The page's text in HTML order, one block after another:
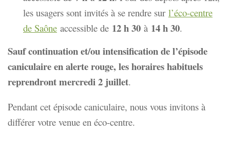
les usagers sont invités à se rendre sur l’éco-centre
de Saône accessible de 12 h 30 à 14 h 30.
Sauf continuation et/ou intensification de l’épisode
caniculaire en alerte rouge, les horaires habituels
reprendront mercredi 2 juillet.
Pendant cet épisode caniculaire, nous vous invitons à
différer votre venue en éco-centre.